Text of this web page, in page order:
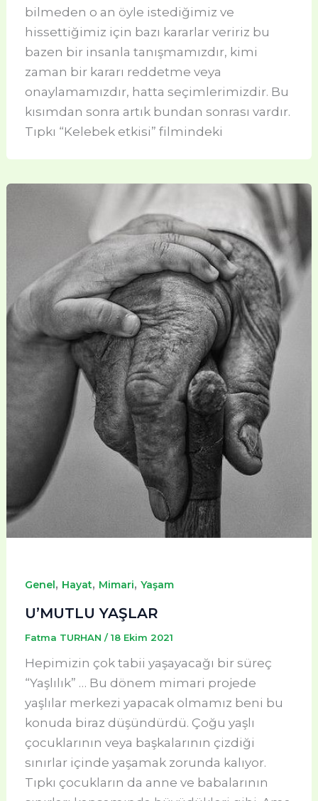
bilmeden o an öyle istediğimiz ve
hissettiğimiz için bazı kararlar veririz bu
bazen bir insanla tanışmamızdır, kimi
zaman bir kararı reddetme veya
onaylamamızdır, hatta seçimlerimizdir. Bu
kısımdan sonra artık bundan sonrası vardır.
Tıpkı “Kelebek etkisi” filmindeki
Genel , Hayat, Mimari, Yaşam
U’MUTLU YAŞLAR
Fatma TURHAN /18 Ekim 2021
Hepimizin çok tabii yaşayacağı bir süreç
“Yaşlılık” … Bu dönem mimari projede
yaşlılar merkezi yapacak olmamız beni bu
konuda biraz düşündürdü. Çoğu yaşlı
çocuklarının veya başkalarının çizdiği
sınırlar içinde yaşamak zorunda kalıyor.
Tıpkı çocukların da anne ve babalarının